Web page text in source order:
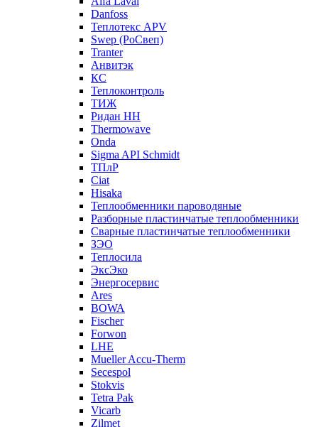
Danfoss
Теплотекс APV
Swep (РоСвеп)
Tranter
Анвитэк
КС
Теплоконтроль
ТИЖ
Ридан НН
Thermowave
Onda
Sigma API Schmidt
ТПлР
Ciat
Hisaka
Теплообменники пароводяные
Разборные пластинчатые теплообменники
Сварные пластинчатые теплообменники
ЗЭО
Теплосила
ЭксЭко
Энергосервис
Ares
BOWA
Fischer
Forwon
LHE
Mueller Accu-Therm
Secespol
Stokvis
Tetra Pak
Vicarb
Zilmet